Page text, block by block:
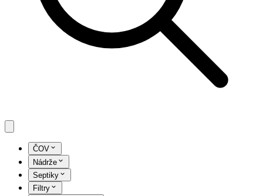
ČOV
Nádrže
Septiky
Filtry